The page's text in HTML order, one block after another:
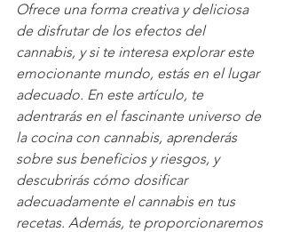
Ofrece una forma creativa y deliciosa
de disfrutar de los efectos del
cannabis, y si te interesa explorar este
emocionante mundo, estás en el lugar
adecuado. En este artículo, te
adentrarás en el fascinante universo de
la cocina con cannabis, aprenderás
sobre sus beneficios y riesgos, y
descubrirás cómo dosificar
adecuadamente el cannabis en tus
recetas. Además, te proporcionaremos